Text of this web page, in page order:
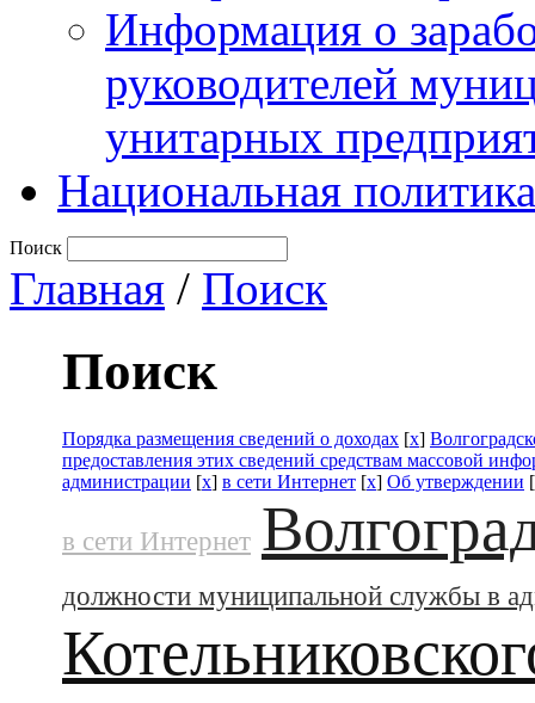
Информация о
руководителей
унитарных
Национальная политика
Поиск
Главная / Поиск
Поиск
Порядка размещения сведений о доходах [x]
предоставления этих сведений средствам массовой
администрации [x] в сети Интернет [x] Об утверждении [
в сети Интернет
должности муниципальной службы в